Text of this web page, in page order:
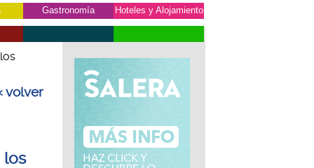
Gastronomía Hoteles y Alojamiento
volver
los